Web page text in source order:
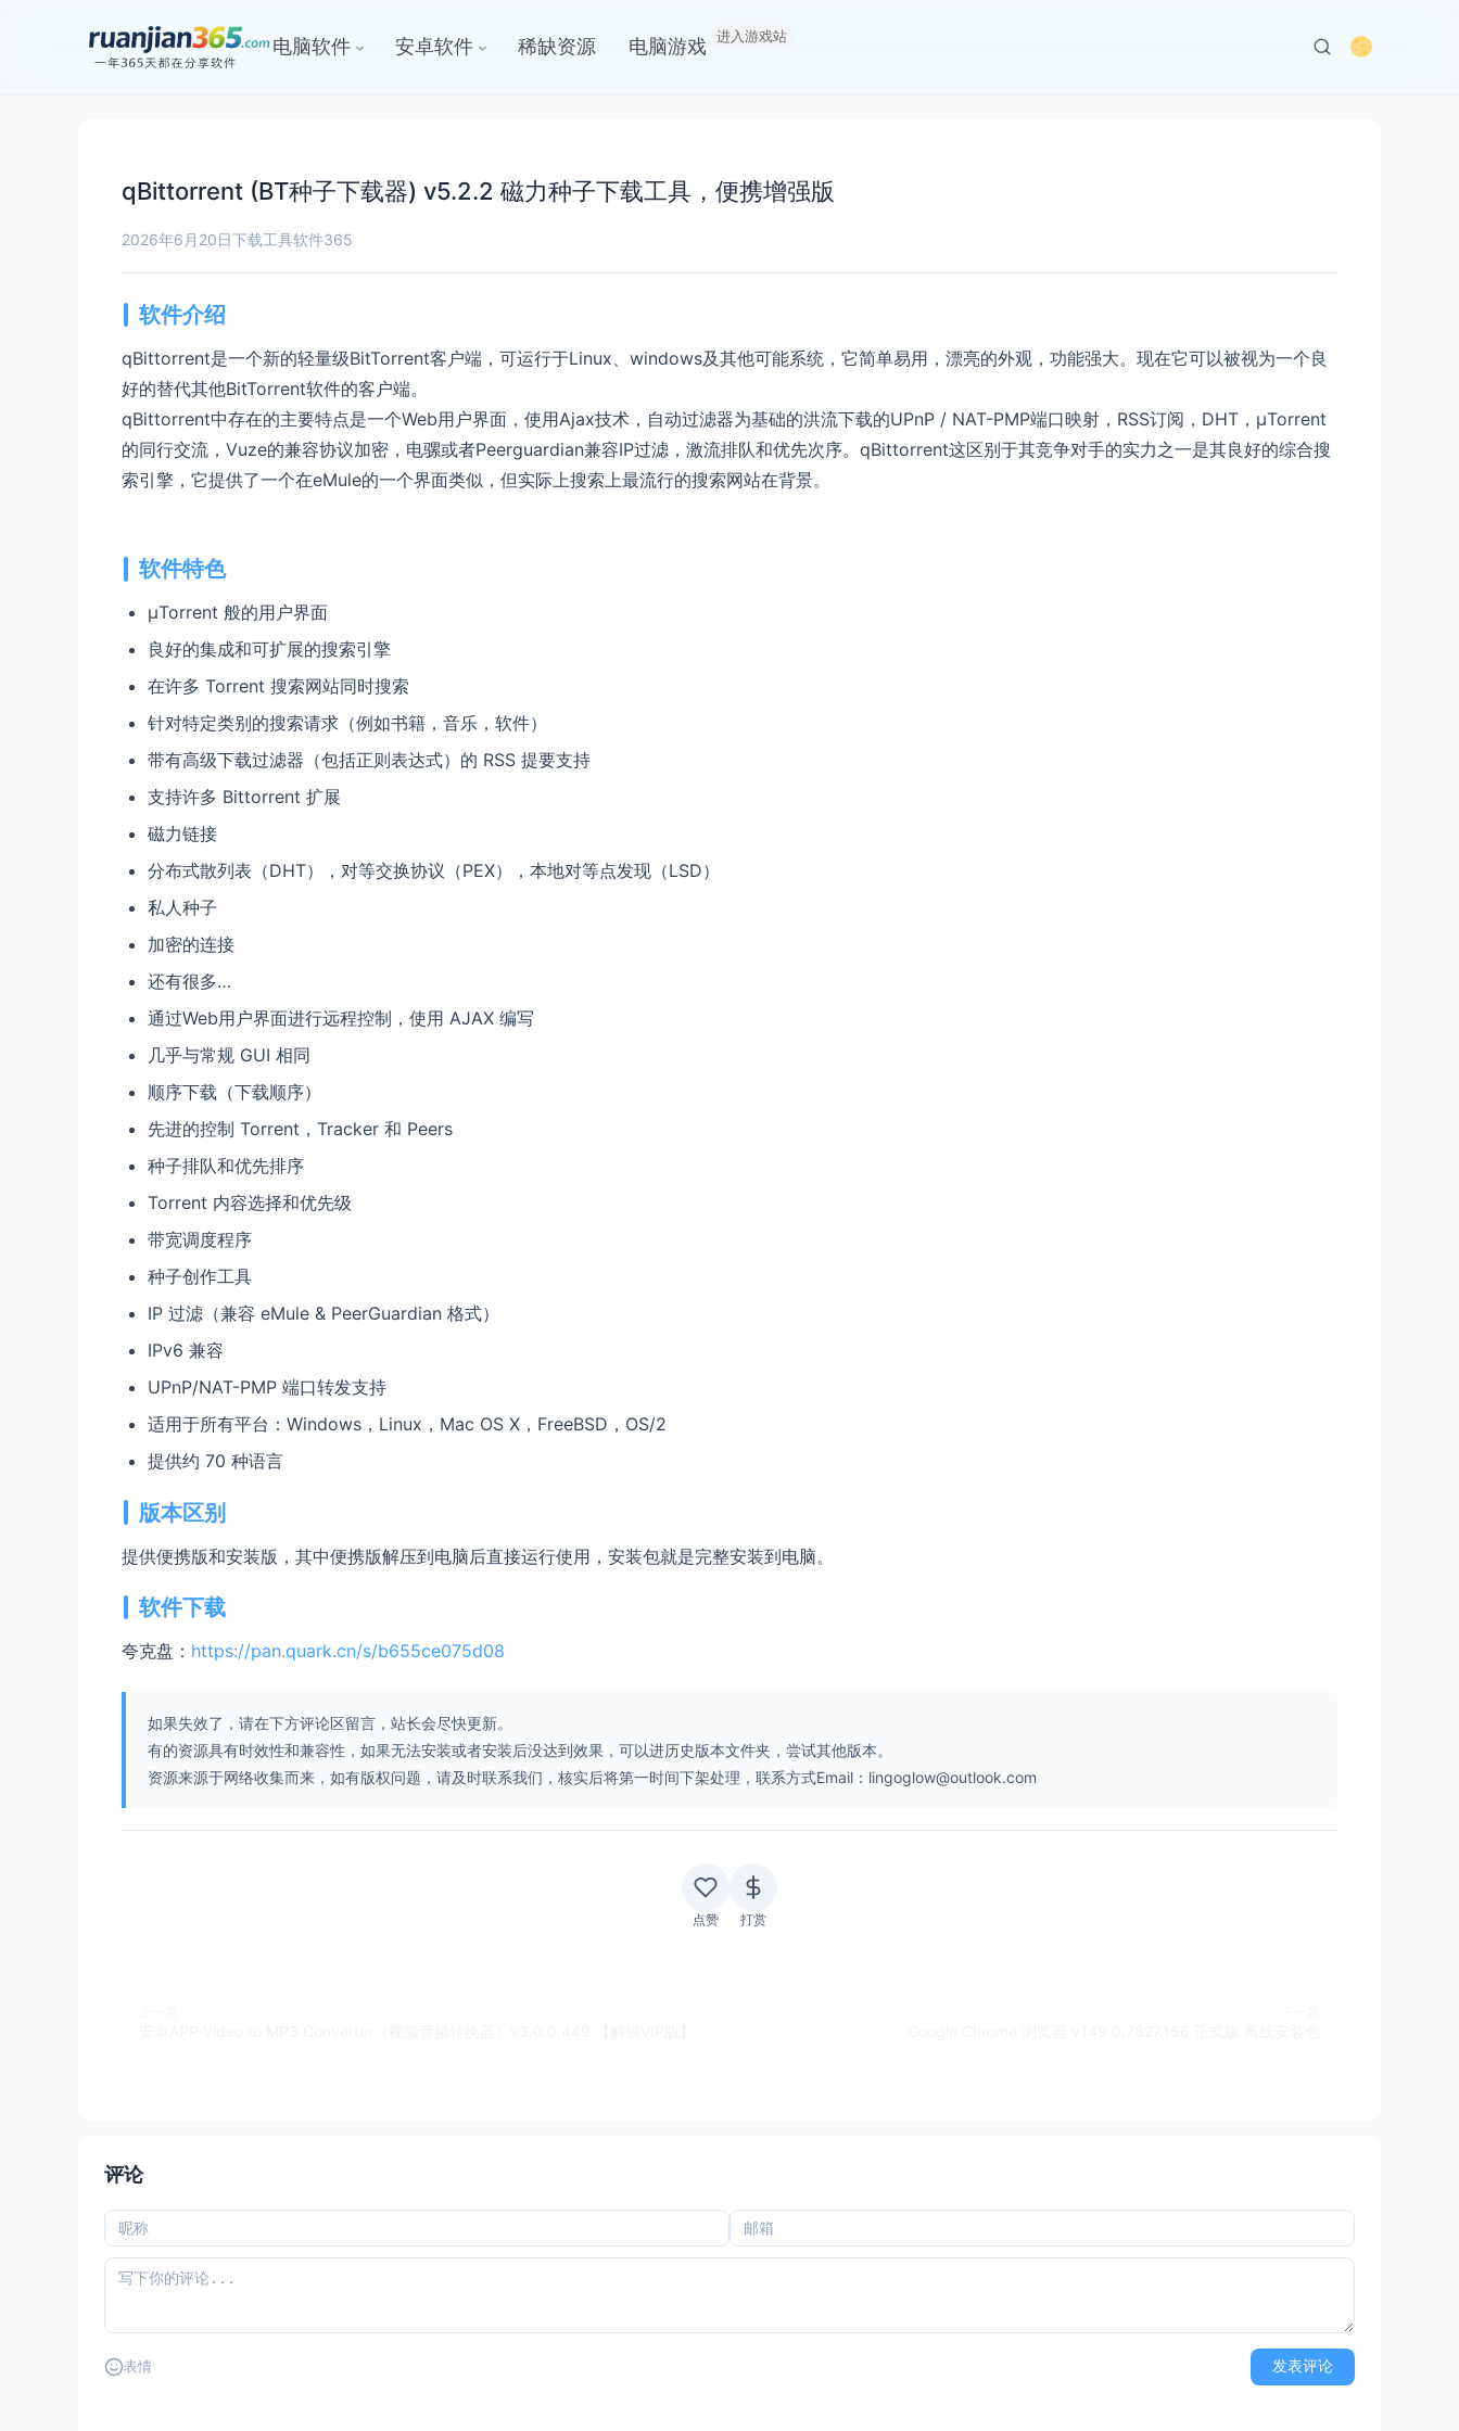
电脑软件 安卓软件 稀缺资源 电脑游戏 进入游戏站
qBittorrent (BT种子下载器) v5.2.2 磁力种子下载工具，便携增强版
2026年6月20日下载工具软件365
软件介绍
qBittorrent是一个新的轻量级BitTorrent客户端，可运行于Linux、windows及其他可能系统，它简单易用，漂亮的外观，功能强大。现在它可以被视为一个良
好的替代其他BitTorrent软件的客户端。
qBittorrent中存在的主要特点是一个Web用户界面，使用Ajax技术，自动过滤器为基础的洪流下载的UPnP / NAT-PMP端口映射，RSS订阅，DHT，μTorrent
的同行交流，Vuze的兼容协议加密，电骡或者Peerguardian兼容IP过滤，激流排队和优先次序。qBittorrent这区别于其竞争对手的实力之一是其良好的综合搜
索引擎，它提供了一个在eMule的一个界面类似，但实际上搜索上最流行的搜索网站在背景。
软件特色
μTorrent 般的用户界面
良好的集成和可扩展的搜索引擎
在许多 Torrent 搜索网站同时搜索
针对特定类别的搜索请求（例如书籍，音乐，软件）
带有高级下载过滤器（包括正则表达式）的 RSS 提要支持
支持许多 Bittorrent 扩展
磁力链接
分布式散列表（DHT），对等交换协议（PEX），本地对等点发现（LSD）
私人种子
加密的连接
还有很多…
通过Web用户界面进行远程控制，使用 AJAX 编写
几乎与常规 GUI 相同
顺序下载（下载顺序）
先进的控制 Torrent，Tracker 和 Peers
种子排队和优先排序
Torrent 内容选择和优先级
带宽调度程序
种子创作工具
IP 过滤（兼容 eMule & PeerGuardian 格式）
IPv6 兼容
UPnP/NAT-PMP 端口转发支持
适用于所有平台：Windows，Linux，Mac OS X，FreeBSD，OS/2
提供约 70 种语言
版本区别
提供便携版和安装版，其中便携版解压到电脑后直接运行使用，安装包就是完整安装到电脑。
软件下载
夸克盘： https://pan.quark.cn/s/b655ce075d08
如果失效了，请在下方评论区留言，站长会尽快更新。
有的资源具有时效性和兼容性，如果无法安装或者安装后没达到效果，可以进历史版本文件夹，尝试其他版本。
资源来源于网络收集而来，如有版权问题，请及时联系我们，核实后将第一时间下架处理，联系方式Email：lingoglow@outlook.com
点赞 打赏
评论
表情 发表评论